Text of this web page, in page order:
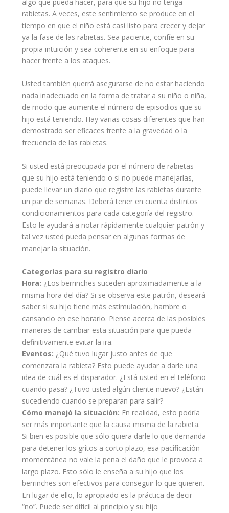
rabietas. A veces, este sentimiento se produce en el
tiempo en que el niño está casi listo para crecer y dejar
ya la fase de las rabietas. Sea paciente, confíe en su
propia intuición y sea coherente en su enfoque para
hacer frente a los ataques.
Usted también querrá asegurarse de no estar haciendo
nada inadecuado en la forma de tratar a su niño o niña,
de modo que aumente el número de episodios que su
hijo está teniendo. Hay varias cosas diferentes que han
demostrado ser eficaces frente a la gravedad o la
frecuencia de las rabietas.
Si usted está preocupada por el número de rabietas
que su hijo está teniendo o si no puede manejarlas,
puede llevar un diario que registre las rabietas durante
un par de semanas. Deberá tener en cuenta distintos
condicionamientos para cada categoría del registro.
Esto le ayudará a notar rápidamente cualquier patrón y
tal vez usted pueda pensar en algunas formas de
manejar la situación.
Categorías para su registro diario
Hora: ¿Los berrinches suceden aproximadamente a la
misma hora del día? Si se observa este patrón, deseará
saber si su hijo tiene más estimulación, hambre o
cansancio en ese horario. Piense acerca de las posibles
maneras de cambiar esta situación para que pueda
definitivamente evitar la ira.
Eventos: ¿Qué tuvo lugar justo antes de que
comenzara la rabieta? Esto puede ayudara darle una
idea de cuál es el disparador. ¿Está usted en el teléfono
cuando pasa? ¿Tuvo usted algún cliente nuevo? ¿Están
sucediendo cuando se preparan para salir?
Cómo manejó la situación: En realidad, esto podría
ser más importante que la causa misma de la rabieta.
Si bien es posible que sólo quiera darle lo que demanda
para detener los gritos a corto plazo, esa pacificación
momentánea no vale la pena el daño que le provoca a
largo plazo. Esto sólo le enseña a su hijo que los
berrinches son efectivos para conseguir lo que quieren.
En lugar de ello, lo apropiado es la práctica de decir
“no”. Puede ser difícil al principio y su hijo